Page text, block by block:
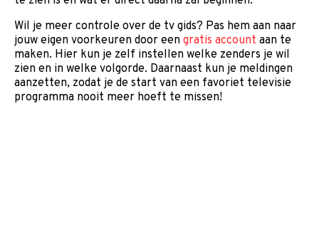
Wil je meer controle over de tv gids? Pas hem aan naar
jouw eigen voorkeuren door een gratis account aan te
maken. Hier kun je zelf instellen welke zenders je wil
zien en in welke volgorde. Daarnaast kun je meldingen
aanzetten, zodat je de start van een favoriet televisie
programma nooit meer hoeft te missen!